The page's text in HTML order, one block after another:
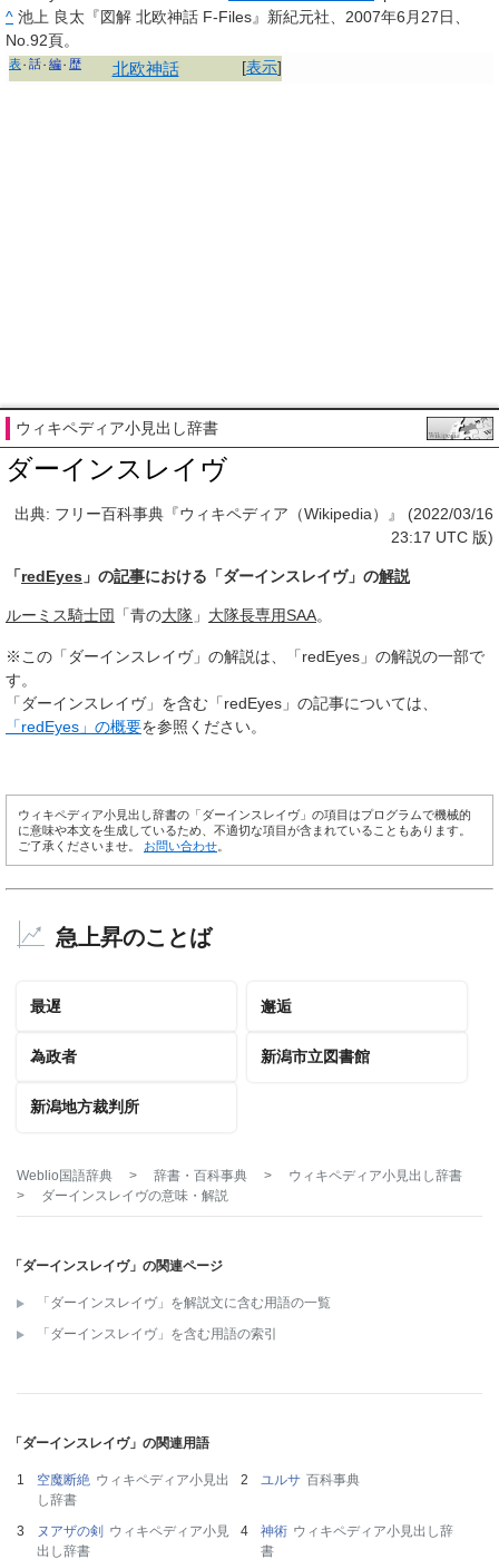
^ 池上 良太『図解 北欧神話 F‐Files』新紀元社、2007年6月27日、
No.92頁。
[表示]
表 話 編 歴 北欧神話
ウィキペディア小見出し辞書
ダーインスレイヴ
出典: フリー百科事典『ウィキペディア（Wikipedia）』 (2022/03/16
23:17 UTC 版)
「redEyes 」の記事における「ダーインスレイヴ」の解説
ルーミス騎士団 「青の大隊 」 大隊長専用SAA。
※この「ダーインスレイヴ」の解説は、「redEyes」の解説の一部で
す。
「ダーインスレイヴ」を含む「redEyes」の記事については、
「redEyes」の概要を参照ください。
ウィキペディア小見出し辞書の「ダーインスレイヴ」の項目はプログラムで機械的
に意味や本文を生成しているため、不適切な項目が含まれていることもあります。
ご了承くださいませ。 お問い合わせ
急上昇のことば
最遅 邂逅
為政者 新潟市立図書館
新潟地方裁判所
Weblio国語辞典 > 辞書・百科事典 >
ウィキペディア小見出し辞書
>
ダーインスレイヴの意味・解説
「ダーインスレイヴ」の関連ページ
「ダーインスレイヴ」を解説文に含む用語の一覧
「ダーインスレイヴ」を含む用語の索引
「ダーインスレイヴ」の関連用語
空魔断絶 ウィキペディア小見出
し辞書
ユルサ 百科事典
ヌアザの剣
ウィキペディア小見
出し辞書
神術 ウィキペディア小見出し辞
書